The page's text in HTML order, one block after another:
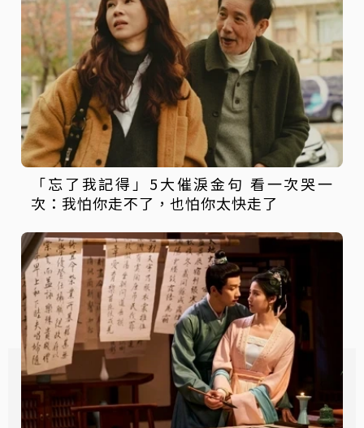
「忘了我記得」5大催淚金句 看一次哭一
次：我怕你走不了，也怕你太快走了